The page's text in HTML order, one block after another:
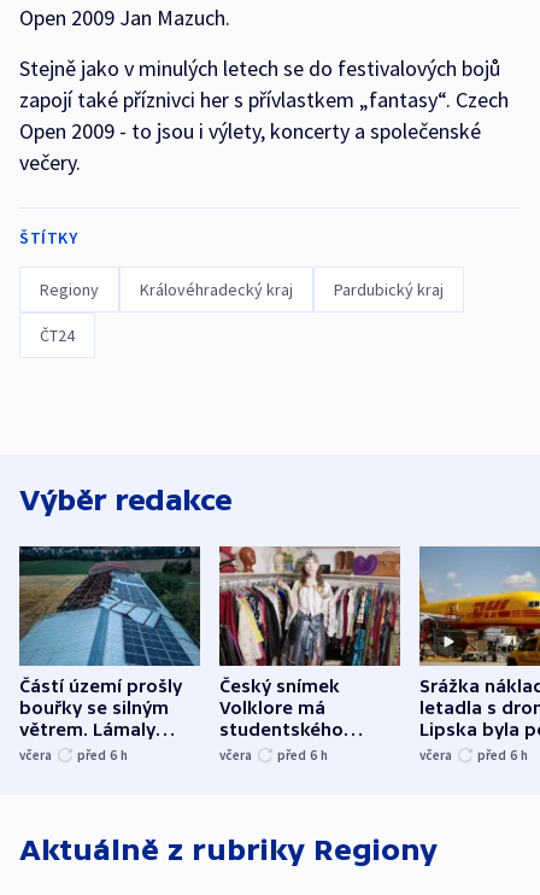
Open 2009 Jan Mazuch.
Stejně jako v minulých letech se do festivalových bojů
zapojí také příznivci her s přívlastkem „fantasy“. Czech
Open 2009 - to jsou i výlety, koncerty a společenské
večery.
ŠTÍTKY
Regiony Královéhradecký kraj Pardubický kraj
ČT24
Výběr redakce
Částí území prošly
bouřky se silným
větrem. Lámaly
stromy a poničily
včera před 6 h
Český snímek
Volklore má
studentského
Oscara, zabojuje o
včera před 6 h
Srážka
letadla s
Lipska byla
německého
včera před 6 h
Aktuálně z rubriky Regiony